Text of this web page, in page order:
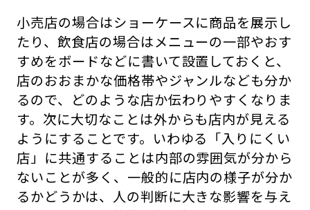
小売店の場合はショーケースに商品を展示し
たり、飲食店の場合はメニューの一部やおす
すめをボードなどに書いて設置しておくと、
店のおおまかな価格帯やジャンルなども分か
るので、どのような店か伝わりやすくなりま
す。次に大切なことは外からも店内が見える
ようにすることです。いわゆる「入りにくい
店」に共通することは内部の雰囲気が分から
ないことが多く、一般的に店内の様子が分か
るかどうかは、人の判断に大きな影響を与え